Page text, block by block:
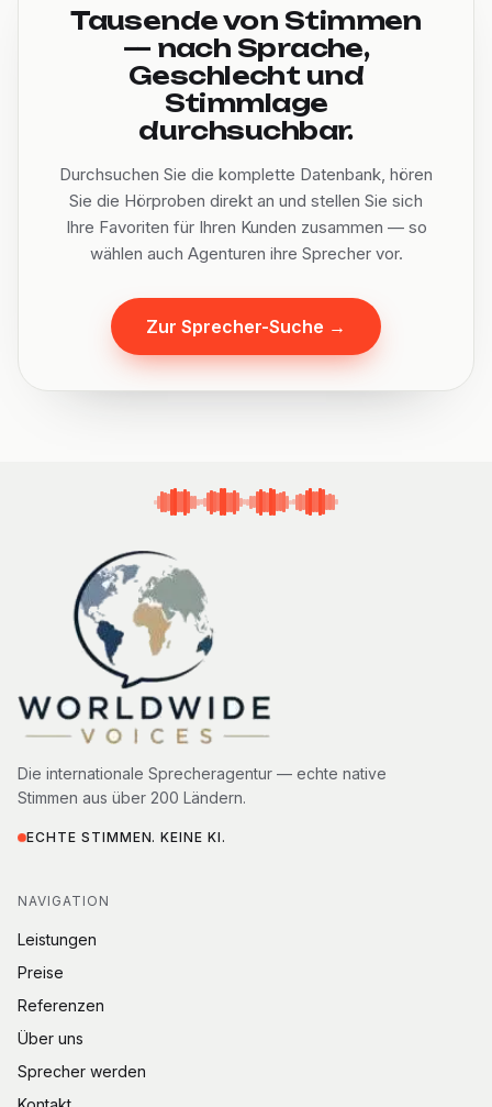
Tausende von Stimmen
— nach Sprache,
Geschlecht und
Stimmlage
durchsuchbar.
Durchsuchen Sie die komplette Datenbank, hören
Sie die Hörproben direkt an und stellen Sie sich
Ihre Favoriten für Ihren Kunden zusammen — so
wählen auch Agenturen ihre Sprecher vor.
Zur Sprecher-Suche →
Die internationale Sprecheragentur — echte native
Stimmen aus über 200 Ländern.
ECHTE STIMMEN. KEINE KI.
NAVIGATION
Leistungen
Preise
Referenzen
Über uns
Sprecher werden